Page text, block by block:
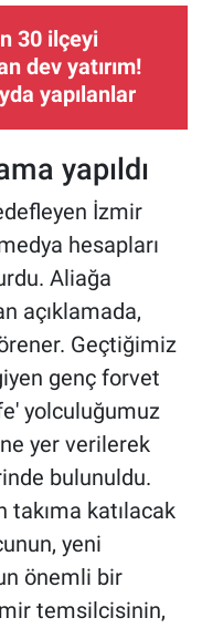
30 ilçeyi
dev yatırım!
yapılanlar
yapıldı
İzmir
hesapları
Aliağa
açıklamada,
Geçtiğimiz
genç forvet
yolculuğumuz
yer verilerek
bulunuldu.
takıma katılacak
yeni
önemli bir
temsilcisinin,